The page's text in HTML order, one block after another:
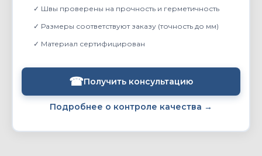
✓ Швы проверены на прочность и герметичность
✓ Размеры соответствуют заказу (точность до мм)
✓ Материал сертифицирован
☎Получить консультацию
Подробнее о контроле качества →